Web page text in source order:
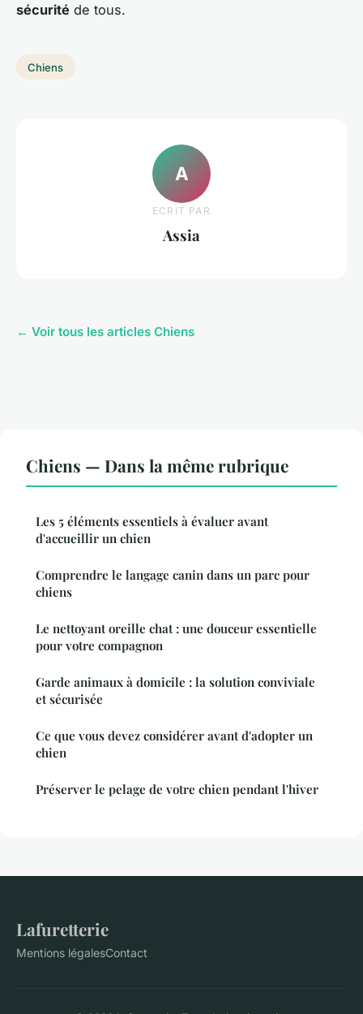
sécurité de tous.
Chiens
A
ECRIT PAR
Assia
← Voir tous les articles Chiens
Chiens — Dans la même rubrique
Les 5 éléments essentiels à évaluer avant
d'accueillir un chien
Comprendre le langage canin dans un parc pour
chiens
Le nettoyant oreille chat : une douceur essentielle
pour votre compagnon
Garde animaux à domicile : la solution conviviale
et sécurisée
Ce que vous devez considérer avant d'adopter un
chien
Préserver le pelage de votre chien pendant l'hiver
Lafuretterie
Mentions légalesContact